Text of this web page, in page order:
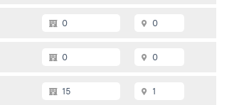
0 0
0 0
15 1